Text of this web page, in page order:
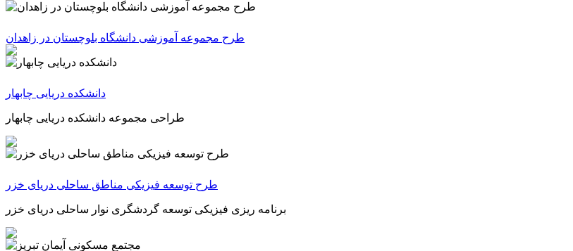
طرح مجموعه آموزشی دانشگاه بلوچستان در زاهدان
دانشکده دریایی چابهار
طراحی مجموعه دانشکده دریایی چابهار
طرح توسعه فیزیکی مناطق ساحلی دریای خزر